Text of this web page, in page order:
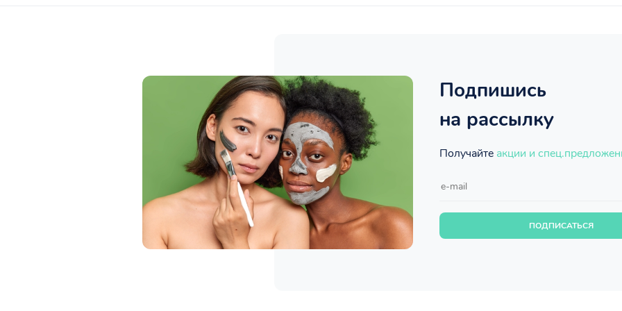
Подпишись
на рассылку
Получайте акции и
ПОДПИСАТЬСЯ